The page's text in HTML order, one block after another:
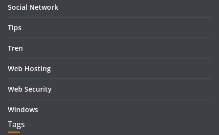
Social Network
Tips
Tren
Web Hosting
Web Security
Windows
Tags